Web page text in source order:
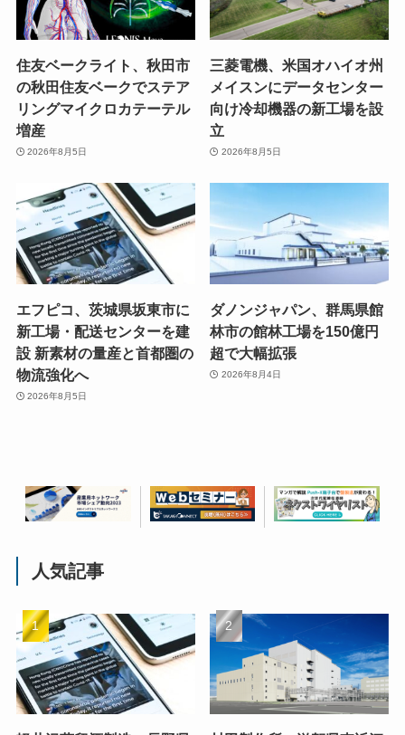
住友ベークライト、秋田市
の秋田住友ベークでステア
リングマイクロカテーテル
増産
2026年8月5日
三菱電機、米国オハイオ州
メイスンにデータセンター
向け冷却機器の新工場を設
立
2026年8月5日
エフピコ、茨城県坂東市に
新工場・配送センターを建
設 新素材の量産と首都圏の
物流強化へ
2026年8月5日
ダノンジャパン、群馬県館
林市の館林工場を150億円
超で大幅拡張
2026年8月4日
人気記事